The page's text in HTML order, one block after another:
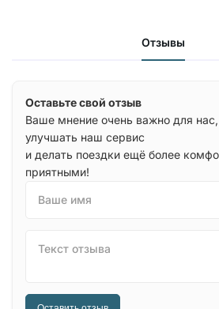
Отзывы
Оставьте свой отзыв
Ваше мнение очень важно для
улучшать наш сервис
и делать поездки ещё более
приятными!
Ваше имя
Текст отзыва